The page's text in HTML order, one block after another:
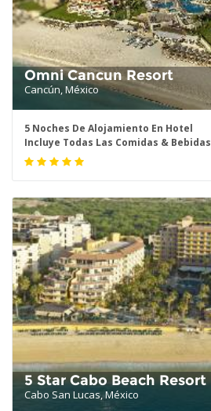
Omni Cancun Resort
Cancún, México
5 Noches De Alojamiento En Hotel
Incluye Todas Las Comidas & Bebidas
5 Star Cabo Beach Resort
Cabo San Lucas, México